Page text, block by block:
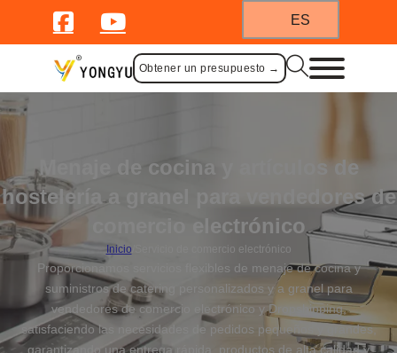
ES
Obtener un presupuesto →
Menaje de cocina y artículos de
hostelería a granel para vendedores de
comercio electrónico
Inicio Servicio de comercio electrónico
Proporcionamos servicios flexibles de menaje de cocina y
suministros de catering personalizados y a granel para
vendedores de comercio electrónico y Dropshipping,
satisfaciendo las necesidades de pedidos pequeños y grandes,
garantizando una entrega rápida, productos de alta calidad y